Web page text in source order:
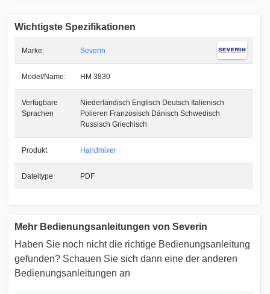
Wichtigste Spezifikationen
Marke: Severin
Model/Name: HM 3830
Verfügbare
Sprachen
Niederländisch Englisch Deutsch Italienisch
Polieren Französisch Dänisch Schwedisch
Russisch Griechisch
Produkt Handmixer
Dateitype PDF
Mehr Bedienungsanleitungen von Severin
Haben Sie noch nicht die richtige Bedienungsanleitung
gefunden? Schauen Sie sich dann eine der anderen
Bedienungsanleitungen an